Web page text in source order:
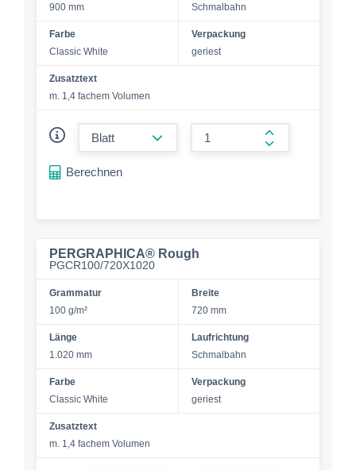
900 mm
Schmalbahn
Farbe
Classic White
Verpackung
geriest
Zusatztext
m. 1,4 fachem Volumen
form.increase-
Berechnen
PERGRAPHICA® Rough
PGCR100/720X1020
Grammatur
100 g/m²
Breite
720 mm
Länge
1.020 mm
Laufrichtung
Schmalbahn
Farbe
Classic White
Verpackung
geriest
Zusatztext
m. 1,4 fachem Volumen